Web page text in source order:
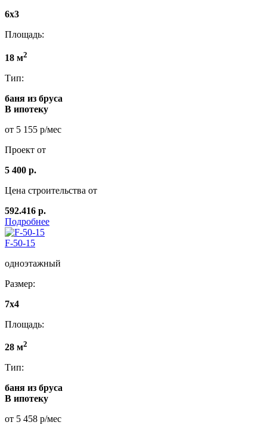
6x3
Площадь:
18 м2
Тип:
баня из бруса
В ипотеку
от 5 155 р/мес
Проект от
5 400 р.
Цена строительства от
592.416 р.
Подробнее
F-50-15
одноэтажный
Размер:
7x4
Площадь:
28 м2
Тип:
баня из бруса
В ипотеку
от 5 458 р/мес